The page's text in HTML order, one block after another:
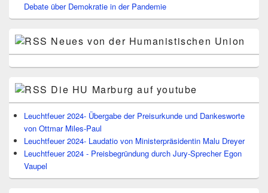
Debate über Demokratie in der Pandemie
Neues von der Humanistischen Union
Die HU Marburg auf youtube
Leuchtfeuer 2024- Übergabe der Preisurkunde und Dankesworte
von Ottmar Miles-Paul
Leuchtfeuer 2024- Laudatio von Ministerpräsidentin Malu Dreyer
Leuchtfeuer 2024 - Preisbegründung durch Jury-Sprecher Egon
Vaupel